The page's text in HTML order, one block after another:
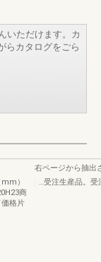
いただけます。カ
らカタログをごら
）
商
格片
右ページから抽出
…受注生産品。受